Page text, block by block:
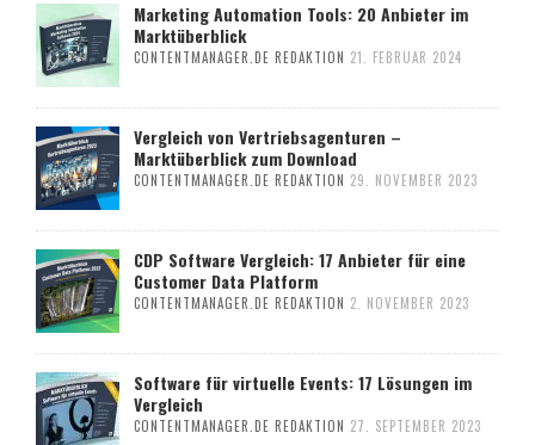
Marketing Automation Tools: 20 Anbieter im
Marktüberblick
CONTENTMANAGER.DE REDAKTION 21. FEBRUAR 2024
Vergleich von Vertriebsagenturen –
Marktüberblick zum Download
CONTENTMANAGER.DE REDAKTION 29. NOVEMBER 2023
CDP Software Vergleich: 17 Anbieter für eine
Customer Data Platform
CONTENTMANAGER.DE REDAKTION 2. NOVEMBER 2023
Software für virtuelle Events: 17 Lösungen im
Vergleich
CONTENTMANAGER.DE REDAKTION 27. SEPTEMBER 2023